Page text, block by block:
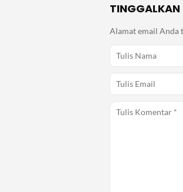
TINGGALKAN
Alamat email Anda